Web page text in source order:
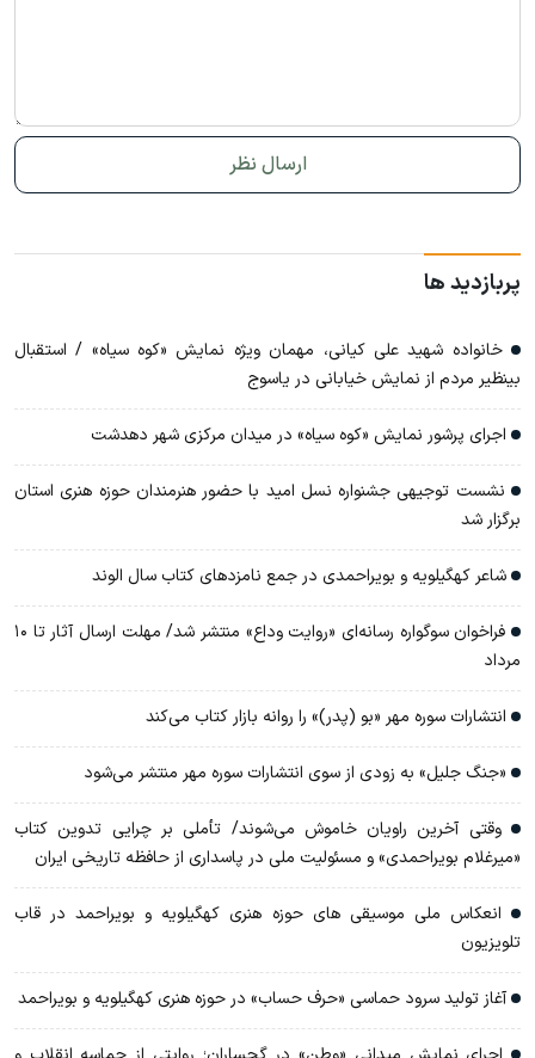
پربازدید ها
خانواده شهید علی کیانی، مهمان ویژه نمایش «کوه سیاه» / استقبال
بینظیر مردم از نمایش خیابانی در یاسوج
اجرای پرشور نمایش «کوه سیاه» در میدان مرکزی شهر دهدشت
نشست توجیهی جشنواره نسل امید با حضور هنرمندان حوزه هنری استان
برگزار شد
شاعر کهگیلویه و بویراحمدی در جمع نامزدهای کتاب سال الوند
فراخوان سوگواره رسانه‌ای «روایت وداع» منتشر شد/ مهلت ارسال آثار تا ۱۰
مرداد
انتشارات سوره مهر «بو (پدر)» را روانه بازار کتاب می‌کند
«جنگ جلیل» به زودی از سوی انتشارات سوره مهر منتشر می‌شود
وقتی آخرین راویان خاموش می‌شوند/ تأملی بر چرایی تدوین کتاب
«میرغلام بویراحمدی» و مسئولیت ملی در پاسداری از حافظه تاریخی ایران
انعکاس ملی موسیقی های حوزه هنری کهگیلویه و بویراحمد در قاب
تلویزیون
آغاز تولید سرود حماسی «حرف حساب» در حوزه هنری کهگیلویه و بویراحمد